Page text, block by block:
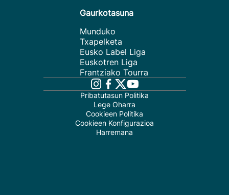
Gaurkotasuna
Munduko
Txapelketa
Eusko Label Liga
Euskotren Liga
Frantziako Tourra
Pribatutasun Politika
Lege Oharra
Cookieen Politika
Cookieen Konfigurazioa
Harremana